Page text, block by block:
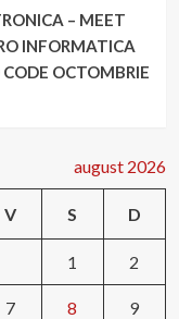
– MEET
INFORMATICA
OCTOMBRIE
august 2026
V S D
1 2
7 8 9